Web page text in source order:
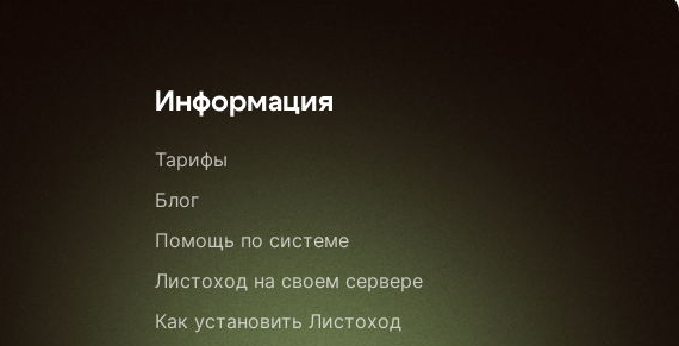
Информация
Тарифы
Блог
Помощь по системе
Листоход на своем сервере
Как установить Листоход